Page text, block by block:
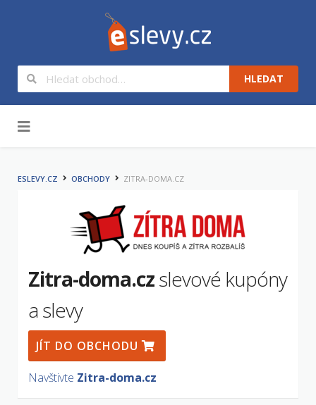
HLEDAT
ESLEVY.CZ OBCHODY ZITRA-DOMA.CZ
Zitra-doma.czslevové kupóny
a slevy
JÍT DO OBCHODU
Navštivte Zitra-doma.cz